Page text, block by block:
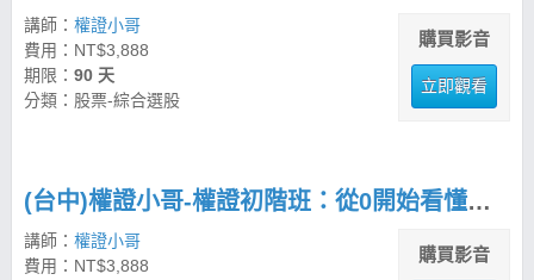
講師： 權證小哥
費用：NT$3,888
期限： 90 天
分類：股票-綜合選股
購買影音
立即觀看
(台中)權證小哥-權證初階班：從0開始看懂權證，建立挑選與避雷能力
講師： 權證小哥
費用：NT$3,888
購買影音